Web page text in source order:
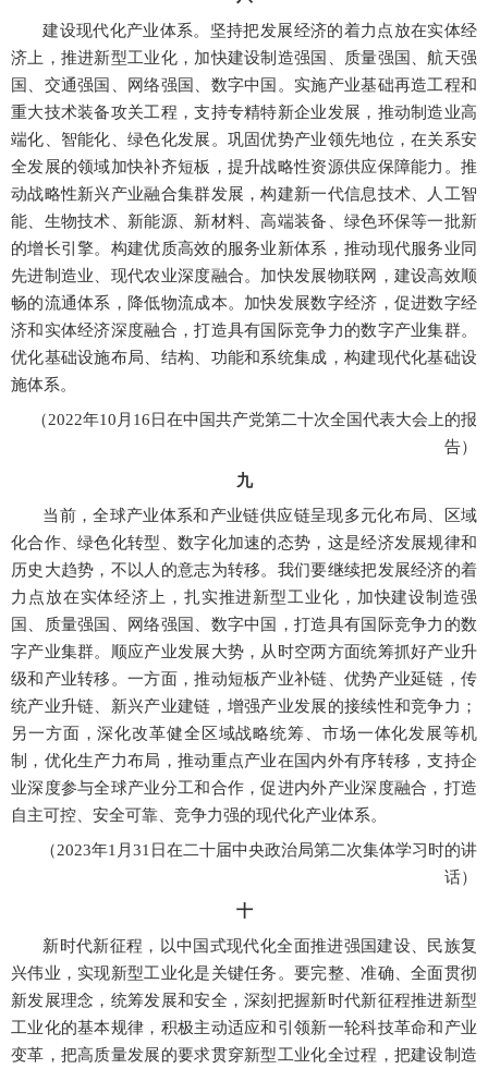
建设现代化产业体系。坚持把发展经济的着力点放在实体经
济上，推进新型工业化，加快建设制造强国、质量强国、航天强
国、交通强国、网络强国、数字中国。实施产业基础再造工程和
重大技术装备攻关工程，支持专精特新企业发展，推动制造业高
端化、智能化、绿色化发展。巩固优势产业领先地位，在关系安
全发展的领域加快补齐短板，提升战略性资源供应保障能力。推
动战略性新兴产业融合集群发展，构建新一代信息技术、人工智
能、生物技术、新能源、新材料、高端装备、绿色环保等一批新
的增长引擎。构建优质高效的服务业新体系，推动现代服务业同
先进制造业、现代农业深度融合。加快发展物联网，建设高效顺
畅的流通体系，降低物流成本。加快发展数字经济，促进数字经
济和实体经济深度融合，打造具有国际竞争力的数字产业集群。
优化基础设施布局、结构、功能和系统集成，构建现代化基础设
施体系。
（2022年10月16日在中国共产党第二十次全国代表大会上的报
告）
九
当前，全球产业体系和产业链供应链呈现多元化布局、区域
化合作、绿色化转型、数字化加速的态势，这是经济发展规律和
历史大趋势，不以人的意志为转移。我们要继续把发展经济的着
力点放在实体经济上，扎实推进新型工业化，加快建设制造强
国、质量强国、网络强国、数字中国，打造具有国际竞争力的数
字产业集群。顺应产业发展大势，从时空两方面统筹抓好产业升
级和产业转移。一方面，推动短板产业补链、优势产业延链，传
统产业升链、新兴产业建链，增强产业发展的接续性和竞争力；
另一方面，深化改革健全区域战略统筹、市场一体化发展等机
制，优化生产力布局，推动重点产业在国内外有序转移，支持企
业深度参与全球产业分工和合作，促进内外产业深度融合，打造
自主可控、安全可靠、竞争力强的现代化产业体系。
（2023年1月31日在二十届中央政治局第二次集体学习时的讲
话）
十
新时代新征程，以中国式现代化全面推进强国建设、民族复
兴伟业，实现新型工业化是关键任务。要完整、准确、全面贯彻
新发展理念，统筹发展和安全，深刻把握新时代新征程推进新型
工业化的基本规律，积极主动适应和引领新一轮科技革命和产业
变革，把高质量发展的要求贯穿新型工业化全过程，把建设制造